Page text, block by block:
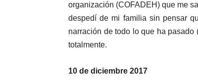
organización (COFADEH) que me
despedí de mi familia sin pensar
narración de todo lo que ha pasado
totalmente.
10 de diciembre 2017